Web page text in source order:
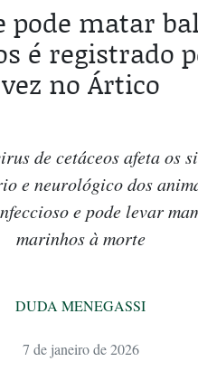
pode matar
é registrado
vez no Ártico
de cetáceos afeta os
e neurológico dos
e pode levar
marinhos à morte
DUDA MENEGASSI
7 de janeiro de 2026